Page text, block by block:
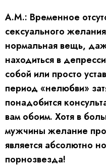
А.М.: Временное
сексуального
нормальная вещь,
находиться в
собой или просто
период «нелюбви»
понадобится
вам обоим. Хотя в
мужчины желание
является абсолютно
порнозвезда!